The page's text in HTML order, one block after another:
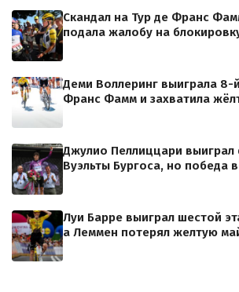
Скандал на Тур де Франс
подала жалобу на
Деми Воллеринг выиграла 8-
Франс Фамм и захватила
Джулио Пеллиццари выиграл
Вуэльты Бургоса, но победа
Луи Барре выиграл шестой
а Леммен потерял желтую